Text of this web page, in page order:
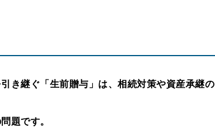
き継ぐ「生前贈与」は、相続対策や資産承継の
題です。